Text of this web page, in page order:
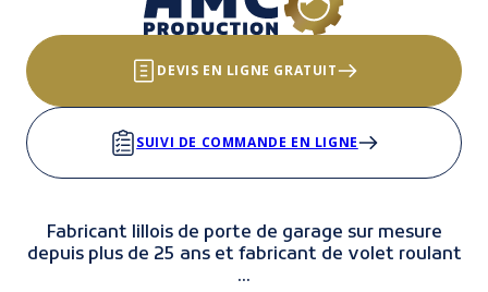
DEVIS EN LIGNE GRATUIT
SUIVI DE COMMANDE EN LIGNE
Fabricant lillois de porte de garage sur mesure
depuis plus de 25 ans et fabricant de volet roulant
...